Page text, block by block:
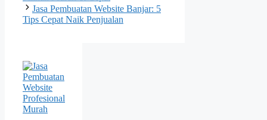
Jasa Pembuatan Website Banjar: 5
Tips Cepat Naik Penjualan